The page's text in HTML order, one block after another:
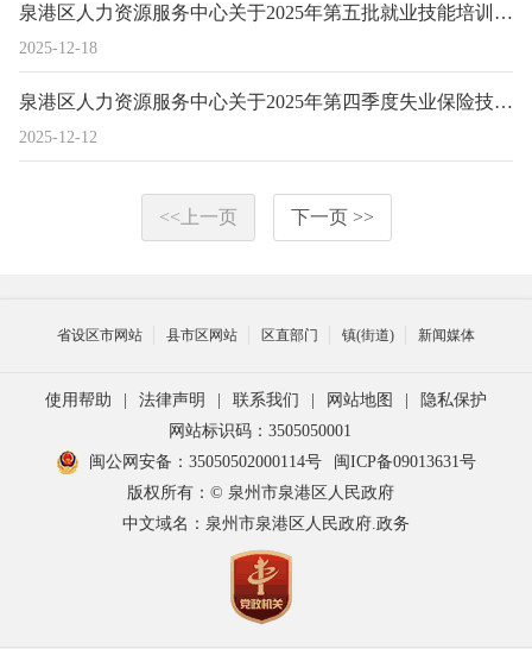
2025-12-18
泉港区人力资源服务中心关于2025年第五批就业技能培训补贴情况的公示
2025-12-12
泉港区人力资源服务中心关于2025年第四季度失业保险技能提升补贴人员情况的公示
<<上一页 下一页 >>
省设区市网站 县市区网站 区直部门 镇(街道) 新闻媒体
使用帮助 | 法律声明 | 联系我们 | 网站地图 |
隐私保护
网站标识码：3505050001
闽公网安备：35050502000114号
闽ICP备09013631号
版权所有：© 泉州市泉港区人民政府
中文域名：泉州市泉港区人民政府.政务